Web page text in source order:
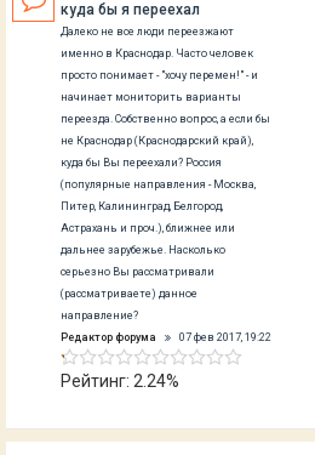
куда бы я переехал
Далеко не все люди переезжают
именно в Краснодар. Часто человек
просто понимает - "хочу перемен!" - и
начинает мониторить варианты
переезда. Собственно вопрос, а если бы
не Краснодар (Краснодарский край),
куда бы Вы переехали? Россия
(популярные направления - Москва,
Питер, Калининград, Белгород,
Астрахань и проч.), ближнее или
дальнее зарубежье. Насколько
серьезно Вы рассматривали
(рассматриваете) данное
направление?
Редактор форума
07 фев 2017, 19:22
Рейтинг: 2.24%